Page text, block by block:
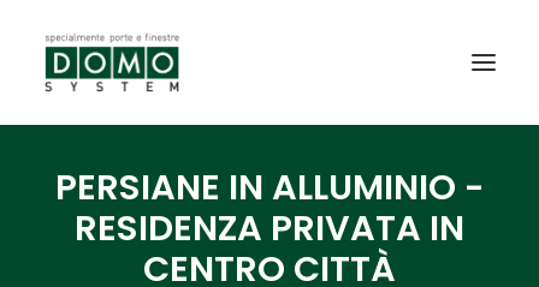
SHOWROOM
PRODOTTI
REALIZZAZIONI
PERSIANE IN ALLUMINIO -
RESIDENZA PRIVATA IN
CENTRO CITTÀ